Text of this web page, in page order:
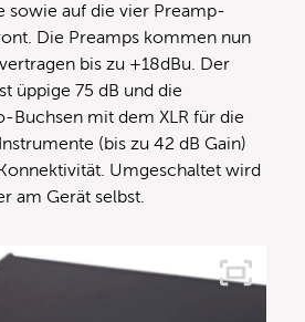
sowie auf die vier Preamp-
Die Preamps kommen nun
bis zu +18dBu. Der
üppige 75 dB und die
Buchsen mit dem XLR für die
(bis zu 42 dB Gain)
Umgeschaltet wird
am Gerät selbst.